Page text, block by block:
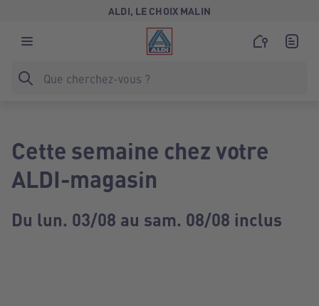
ALDI, LE CHOIX MALIN
Cette semaine chez votre
ALDI-magasin
Du lun. 03/08 au sam. 08/08 inclus